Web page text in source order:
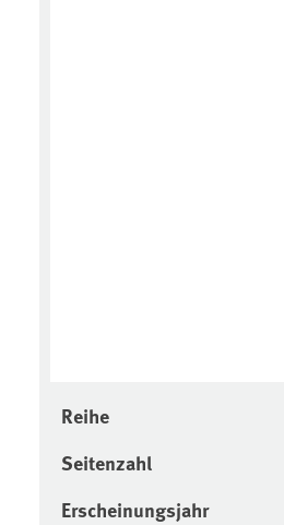
Reihe
Seitenzahl
Erscheinungsjahr